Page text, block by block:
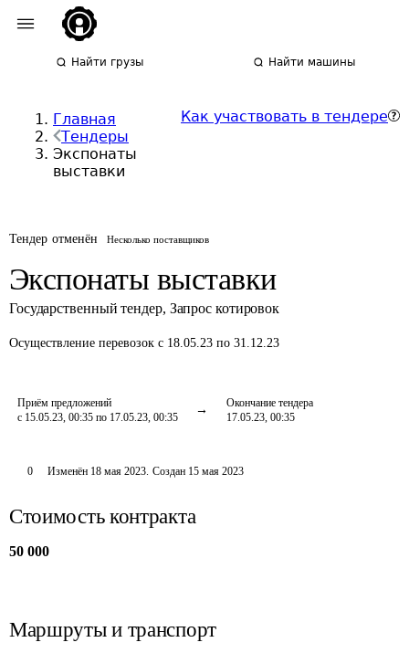
Найти грузы Найти машины
Главная
Тендеры
Экспонаты
выставки
Как участвовать в тендере
Тендер отменён Несколько поставщиков
Экспонаты выставки
Государственный тендер, Запрос котировок
Осуществление перевозок с 18.05.23 по 31.12.23
Приём предложений
с 15.05.23, 00:35 по 17.05.23, 00:35
Окончание тендера
17.05.23, 00:35
0 Изменён 18 мая 2023. Создан 15 мая 2023
Стоимость контракта
50 000
Маршруты и транспорт